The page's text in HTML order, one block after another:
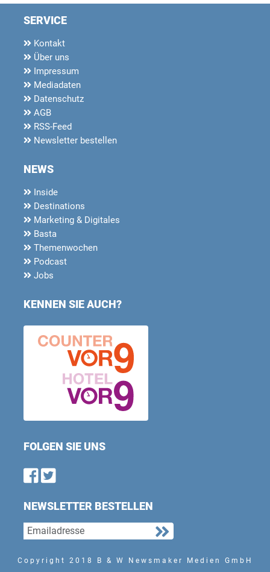
SERVICE
Kontakt
Über uns
Impressum
Mediadaten
Datenschutz
AGB
RSS-Feed
Newsletter bestellen
NEWS
Inside
Destinations
Marketing & Digitales
Basta
Themenwochen
Podcast
Jobs
KENNEN SIE AUCH?
FOLGEN SIE UNS
Find us on Facebook
Follow us on Twitter
NEWSLETTER BESTELLEN
Copyright 2018 B & W Newsmaker Medien GmbH